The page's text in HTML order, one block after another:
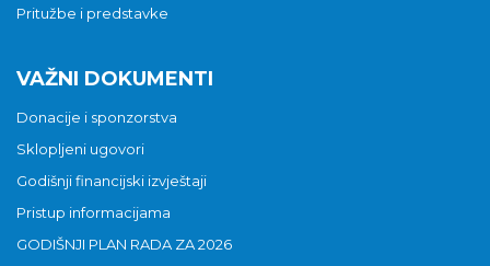
Pritužbe i predstavke
VAŽNI DOKUMENTI
Donacije i sponzorstva
Sklopljeni ugovori
Godišnji financijski izvještaji
Pristup informacijama
GODIŠNJI PLAN RADA ZA 2026